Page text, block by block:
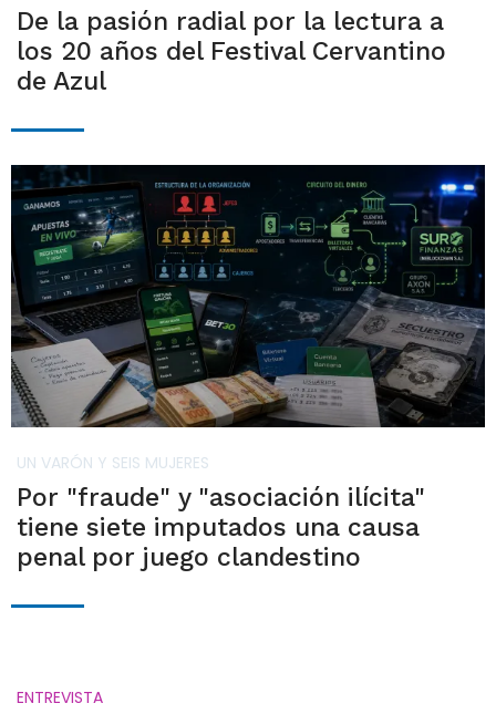
De la pasión radial por la lectura a
los 20 años del Festival Cervantino
de Azul
UN VARÓN Y SEIS MUJERES
Por "fraude" y "asociación ilícita"
tiene siete imputados una causa
penal por juego clandestino
ENTREVISTA